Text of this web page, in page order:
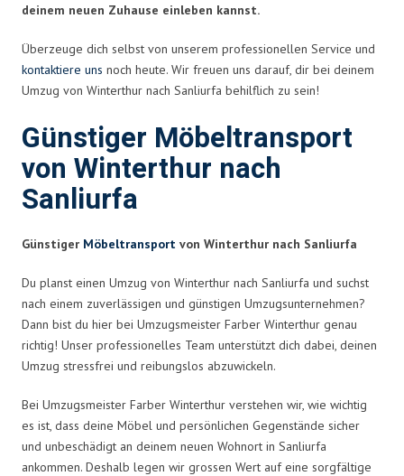
deinem neuen Zuhause einleben kannst.
Überzeuge dich selbst von unserem professionellen Service und
kontaktiere uns noch heute. Wir freuen uns darauf, dir bei deinem
Umzug von Winterthur nach Sanliurfa behilflich zu sein!
Günstiger Möbeltransport
von Winterthur nach
Sanliurfa
Günstiger Möbeltransport von Winterthur nach Sanliurfa
Du planst einen Umzug von Winterthur nach Sanliurfa und suchst
nach einem zuverlässigen und günstigen Umzugsunternehmen?
Dann bist du hier bei Umzugsmeister Farber Winterthur genau
richtig! Unser professionelles Team unterstützt dich dabei, deinen
Umzug stressfrei und reibungslos abzuwickeln.
Bei Umzugsmeister Farber Winterthur verstehen wir, wie wichtig
es ist, dass deine Möbel und persönlichen Gegenstände sicher
und unbeschädigt an deinem neuen Wohnort in Sanliurfa
ankommen. Deshalb legen wir grossen Wert auf eine sorgfältige